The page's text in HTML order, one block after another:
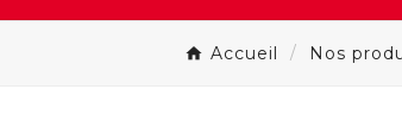
Accueil Nos